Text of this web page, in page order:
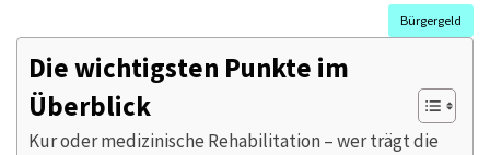
Bürgergeld
Die wichtigsten Punkte im
Überblick
Kur oder medizinische Rehabilitation – wer trägt die